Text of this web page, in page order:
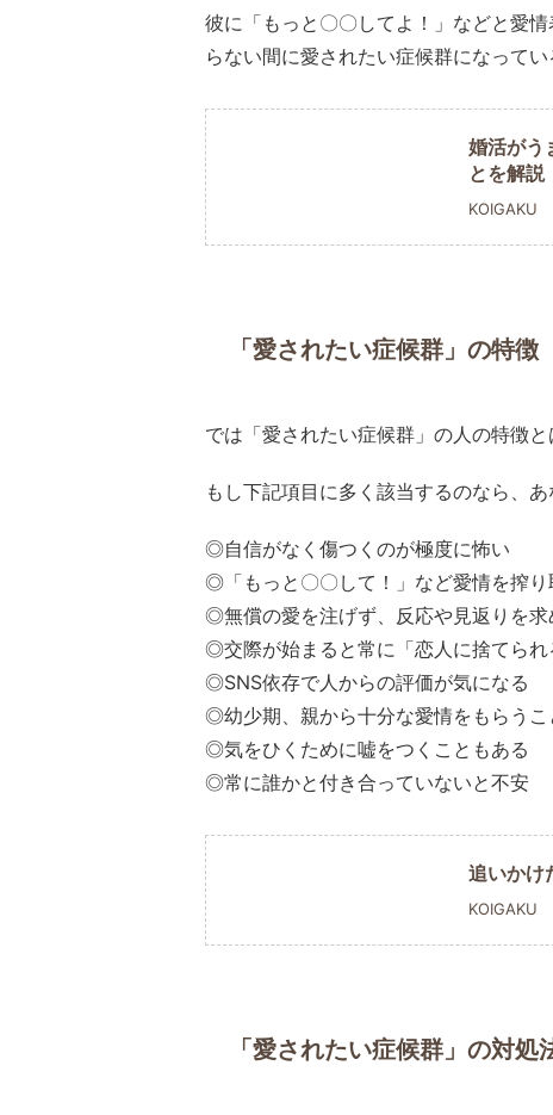
彼に「もっと〇〇してよ！」などと愛
らない間に愛されたい症候群になってい
婚活がう
とを解説
KOIGAKU
「愛されたい症候群」の特徴
では「愛されたい症候群」の人の特徴
もし下記項目に多く該当するのなら、
◎自信がなく傷つくのが極度に怖い
◎「もっと〇〇して！」など愛情を搾り
◎無償の愛を注げず、反応や見返りを求
◎交際が始まると常に「恋人に捨てら
◎SNS依存で人からの評価が気になる
◎幼少期、親から十分な愛情をもらうこ
◎気をひくために嘘をつくこともある
◎常に誰かと付き合っていないと不安
追いかけ
KOIGAKU
「愛されたい症候群」の対処